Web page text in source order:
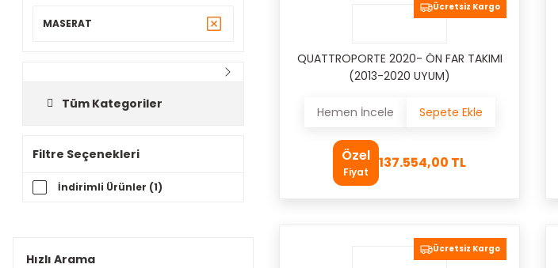
MASERAT
Tüm Kategoriler
Filtre Seçenekleri
İndirimli Ürünler (1)
Hızlı Arama
Ücretsiz Kargo
QUATTROPORTE 2020- ÖN FAR TAKIMI
(2013-2020 UYUM)
Hemen İncele Sepete Ekle
Özel
Fiyat
137.554,00 TL
Ücretsiz Kargo